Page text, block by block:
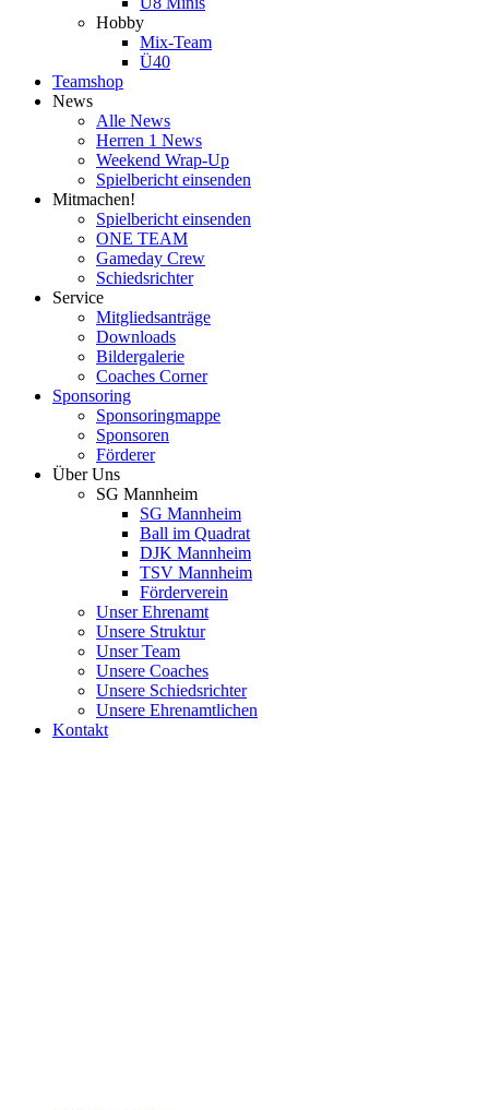
Hobby
Mix-Team
Ü40
Teamshop
News
Alle News
Herren 1 News
Weekend Wrap-Up
Spielbericht einsenden
Mitmachen!
Spielbericht einsenden
ONE TEAM
Gameday Crew
Schiedsrichter
Service
Mitgliedsanträge
Downloads
Bildergalerie
Coaches Corner
Sponsoring
Sponsoringmappe
Sponsoren
Förderer
Über Uns
SG Mannheim
SG Mannheim
Ball im Quadrat
DJK Mannheim
TSV Mannheim
Förderverein
Unser Ehrenamt
Unsere Struktur
Unser Team
Unsere Coaches
Unsere Schiedsrichter
Unsere Ehrenamtlichen
Kontakt